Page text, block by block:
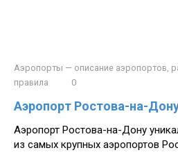
Аэропорты — описание аэропортов,
правила
0
Аэропорт Ростова-на-
Аэропорт Ростова-на-Дону
из самых крупных аэропортов